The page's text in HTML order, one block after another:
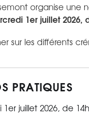
organise une
1er juillet 2026,
sur les différents
PRATIQUES
juillet 2026, de